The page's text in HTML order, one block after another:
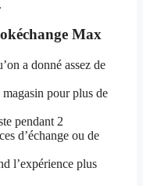
Max
a donné assez de
pour plus de
pendant 2
d’échange ou de
l’expérience plus